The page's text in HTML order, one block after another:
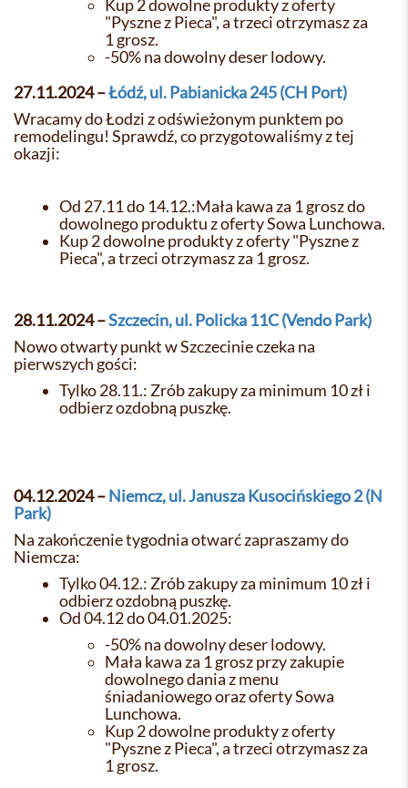
Kup 2 dowolne produkty z oferty
"Pyszne z Pieca", a trzeci otrzymasz za
1 grosz.
-50% na dowolny deser lodowy.
27.11.2024–Łódź, ul. Pabianicka 245 (CH Port)
Wracamy do Łodzi z odświeżonym punktem po
remodelingu! Sprawdź, co przygotowaliśmy z tej
okazji:
Od 27.11 do 14.12.:Mała kawa za 1 grosz do
dowolnego produktu z oferty Sowa Lunchowa.
Kup 2 dowolne produkty z oferty "Pyszne z
Pieca", a trzeci otrzymasz za 1 grosz.
28.11.2024 –Szczecin, ul. Policka 11C (Vendo Park)
Nowo otwarty punkt w Szczecinie czeka na
pierwszych gości:
Tylko 28.11.: Zrób zakupy za minimum 10 zł i
odbierz ozdobną puszkę.
04.12.2024 –Niemcz, ul. Janusza Kusocińskiego 2 (N
Park)
Na zakończenie tygodnia otwarć zapraszamy do
Niemcza:
Tylko 04.12.: Zrób zakupy za minimum 10 zł i
odbierz ozdobną puszkę.
Od 04.12 do 04.01.2025:
-50% na dowolny deser lodowy.
Mała kawa za 1 grosz przy zakupie
dowolnego dania z menu
śniadaniowego oraz oferty Sowa
Lunchowa.
Kup 2 dowolne produkty z oferty
"Pyszne z Pieca", a trzeci otrzymasz za
1 grosz.